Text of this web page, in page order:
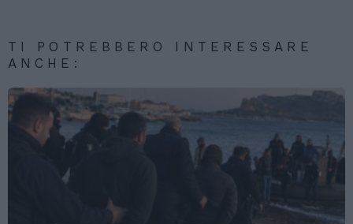
TI POTREBBERO INTERESSARE
ANCHE: